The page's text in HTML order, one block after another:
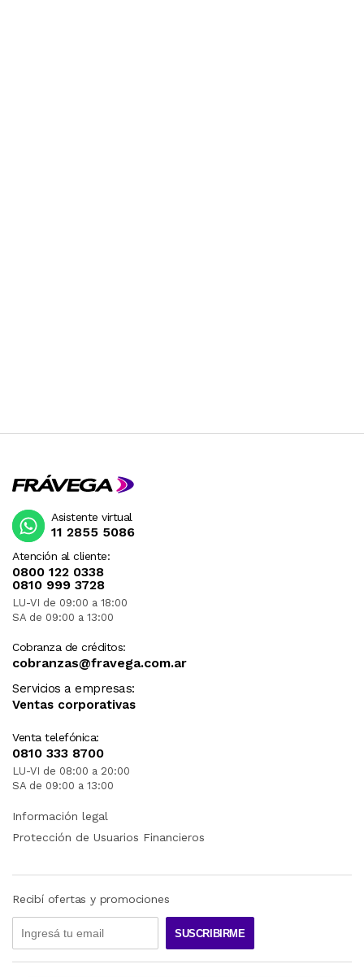
Atención al cliente:
0800 122 0338
0810 999 3728
LU-VI de 09:00 a 18:00
SA de 09:00 a 13:00
Cobranza de créditos:
cobranzas@fravega.com.ar
Servicios a empresas:
Ventas corporativas
Venta telefónica:
0810 333 8700
LU-VI de 08:00 a 20:00
SA de 09:00 a 13:00
Asistente virtual
11 2855 5086
Información legal
Protección de Usuarios Financieros
Recibí ofertas y promociones
SUSCRIBIRME